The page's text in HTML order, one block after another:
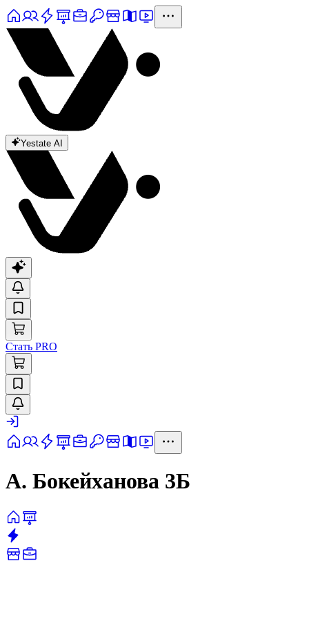
Yestate AI
Стать PRO
А. Бокейханова 3Б